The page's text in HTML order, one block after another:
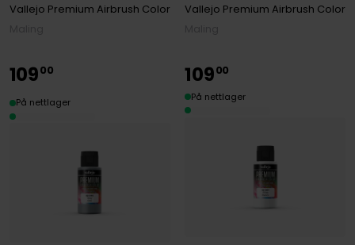
Vallejo Premium Airbrush Color
Vallejo Premium Airbrush Color
10900
På nettlager
10900
På nettlager